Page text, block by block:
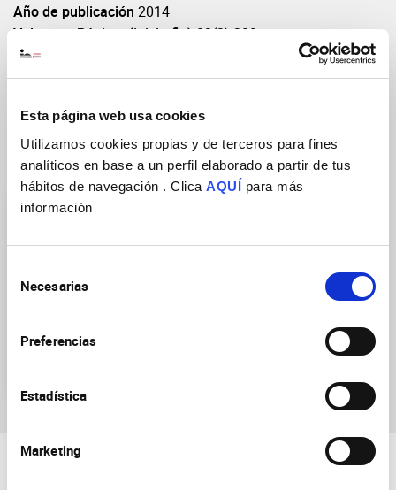
Esta página web usa cookies
Utilizamos cookies propias y de terceros para fines
analíticos en base a un perfil elaborado a partir de tus
hábitos de navegación . Clica AQUÍ para más
información
Necesarias
Preferencias
Estadística
Marketing
Año de publicación 2014
Volumen: Páginas(inicio-fin)83(2):309
DOIhttps://doi.org/10.1016/j.neuron.2014.05.033
Grupos de Investigación
enfermedades mentales,
neurodegenerativas y